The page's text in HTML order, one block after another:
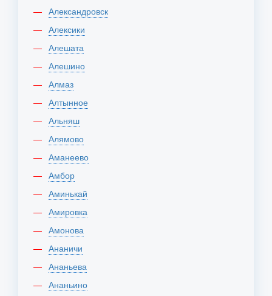
Александровск
Алексики
Алешата
Алешино
Алмаз
Алтынное
Альняш
Алямово
Аманеево
Амбор
Аминькай
Амировка
Амонова
Ананичи
Ананьева
Ананьино